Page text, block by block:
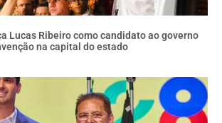
Lucas Ribeiro como candidato ao governo
na capital do estado